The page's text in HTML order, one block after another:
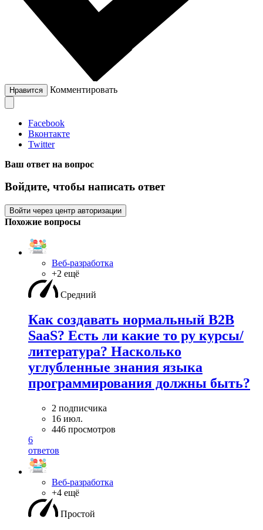
Нравится Комментировать
Facebook
Вконтакте
Twitter
Ваш ответ на вопрос
Войдите, чтобы написать ответ
Войти через центр авторизации
Похожие вопросы
Веб-разработка
+2 ещё
Средний
Как создавать нормальный B2B
SaaS? Есть ли какие то ру курсы/
литература? Насколько
углубленные знания языка
программирования должны быть?
2 подписчика
16 июл.
446 просмотров
6
ответов
Веб-разработка
+4 ещё
Простой